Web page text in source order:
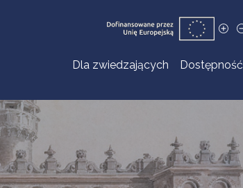
Dla zwiedzających Dostępność